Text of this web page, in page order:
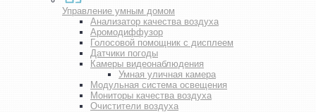
Управление умным домом
Анализатор качества воздуха
Аромодиффузор
Голосовой помощник с дисплеем
Датчики погоды
Камеры видеонаблюдения
Умная уличная камера
Модульная система освещения
Мониторы качества воздуха
Очистители воздуха